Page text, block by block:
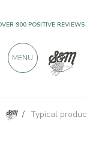
/ Typical
MENU